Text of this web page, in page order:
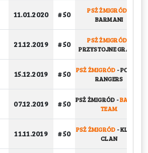
11.01.2020 # 50 PSŻ ŻMIGRÓD
BARMANI
21.12.2019 # 50 PSŻ ŻMIGRÓD
PRZYSTOJNE GRANIE
15.12.2019 # 50 PSŻ ŻMIGRÓD -POWER
RANGERS
07.12.2019 # 50 PSŻ ŻMIGRÓD -BASKET
TEAM
11.11.2019 # 50 PSŻ ŻMIGRÓD -KLETEN
CLAN